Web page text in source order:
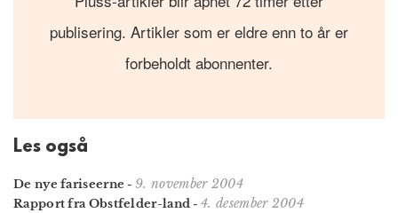
publisering. Artikler som er eldre enn to år er
forbeholdt abonnenter.
Les også
De nye fariseerne -9. november 2004
Rapport fra Obstfelder-land -4. desember 2004